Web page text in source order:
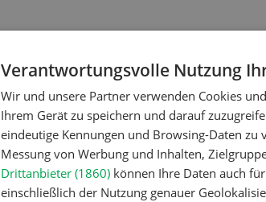
Landtechnik
Solomix
Verantwortungsvolle Nutzung
Wir und unsere Partner verwenden Cookies
Ihrem Gerät zu speichern und darauf
eindeutige Kennungen und Browsing-Daten
Messung von Werbung und Inhalten,
Drittanbieter (1860) können Ihre Daten auch
einschließlich der Nutzung genauer